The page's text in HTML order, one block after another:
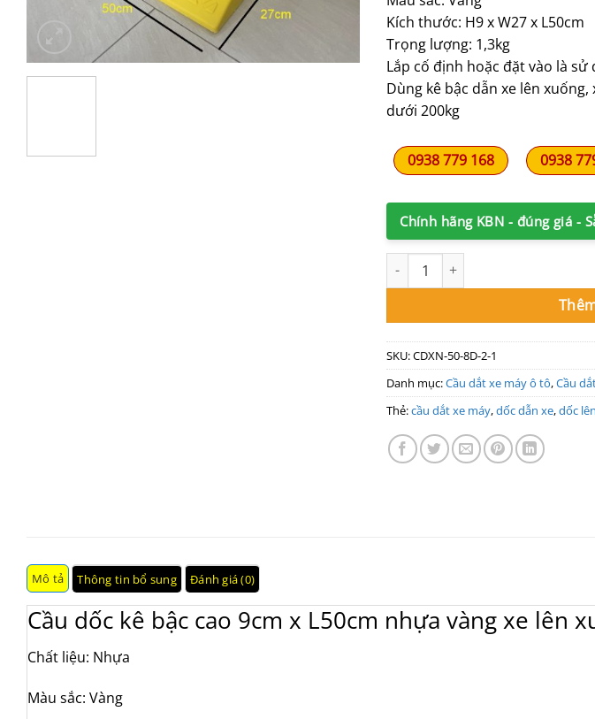
Kích thước: H9 x W27 x L50cm
Trọng lượng: 1,3kg
Lắp cố định hoặc đặt vào là sử
Dùng kê bậc dẫn xe lên
dưới 200kg
0938 779 168 0938
Chính hãng KBN - đúng giá -
Cầu dốc kê bậc cao 9cm x L50cm
SKU:CDXN-50-8D-2-1
Danh mục:Cầu dắt xe máy ô tô,Cầu
Thẻ:cầu dắt xe máy,dốc dẫn xe,dốc
Mô tả Thông tin bổ sung Đánh giá (0)
Cầu dốc kê bậc cao 9cm x L50cm nhựa vàng xe lên
Chất liệu: Nhựa
Màu sắc: Vàng